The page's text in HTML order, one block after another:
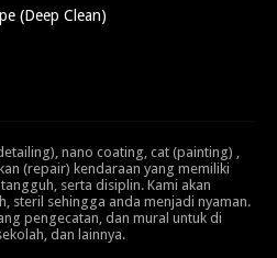
(Deep Clean)
nano coating, cat (painting) ,
(repair) kendaraan yang memiliki
serta disiplin. Kami akan
steril sehingga anda menjadi nyaman.
pengecatan, dan mural untuk di
dan lainnya.